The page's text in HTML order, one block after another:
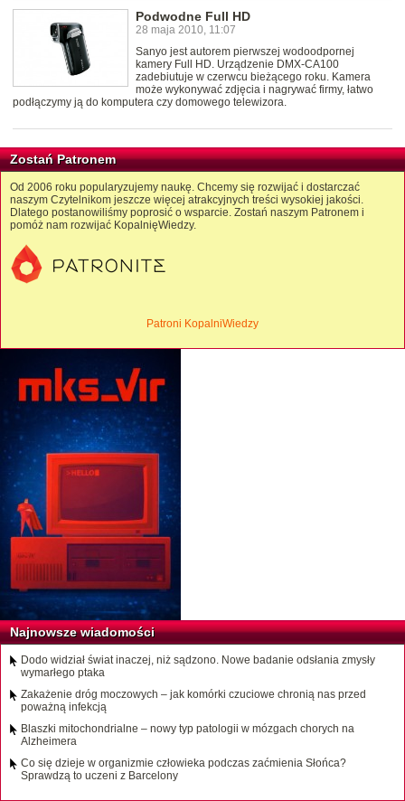
Podwodne Full HD
28 maja 2010, 11:07
Sanyo jest autorem pierwszej wodoodpornej
kamery Full HD. Urządzenie DMX-CA100
zadebiutuje w czerwcu bieżącego roku. Kamera
może wykonywać zdjęcia i nagrywać firmy, łatwo
podłączymy ją do komputera czy domowego telewizora.
Zostań Patronem
Od 2006 roku popularyzujemy naukę. Chcemy się rozwijać i dostarczać
naszym Czytelnikom jeszcze więcej atrakcyjnych treści wysokiej jakości.
Dlatego postanowiliśmy poprosić o wsparcie. Zostań naszym Patronem i
pomóż nam rozwijać KopalnięWiedzy.
Patroni KopalniWiedzy
Najnowsze wiadomości
Dodo widział świat inaczej, niż sądzono. Nowe badanie odsłania zmysły
wymarłego ptaka
Zakażenie dróg moczowych – jak komórki czuciowe chronią nas przed
poważną infekcją
Blaszki mitochondrialne – nowy typ patologii w mózgach chorych na
Alzheimera
Co się dzieje w organizmie człowieka podczas zaćmienia Słońca?
Sprawdzą to uczeni z Barcelony